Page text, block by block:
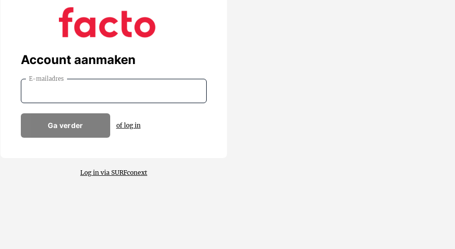
Account aanmaken
E-mailadres
Ga verder of log in
Log in via SURFconext